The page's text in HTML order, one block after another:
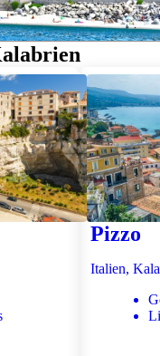
Pizzo
Italien,